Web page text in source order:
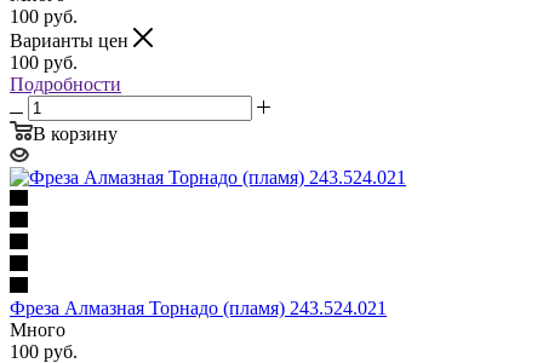
100 руб.
Варианты цен
100 руб.
Подробности
В корзину
Фреза Алмазная Торнадо (пламя) 243.524.021
Много
100 руб.